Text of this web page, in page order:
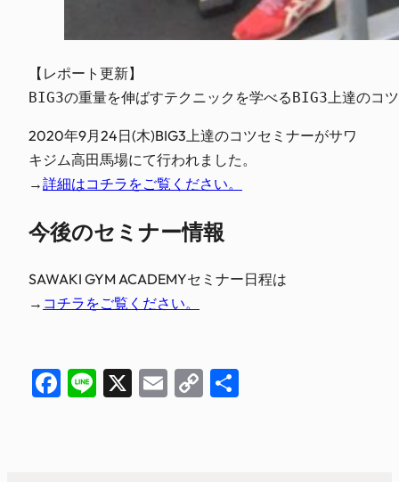
【レポート更新】
BIG3の重量を伸ばすテクニックを学べるBIG3上達のコツ
2020年9月24日(木)BIG3上達のコツセミナーがサワ
キジム高田馬場にて行われました。
→詳細はコチラをご覧ください。
今後のセミナー情報
SAWAKI GYM ACADEMYセミナー日程は
→ コチラをご覧ください。
Facebook
Line
X EmailCopy